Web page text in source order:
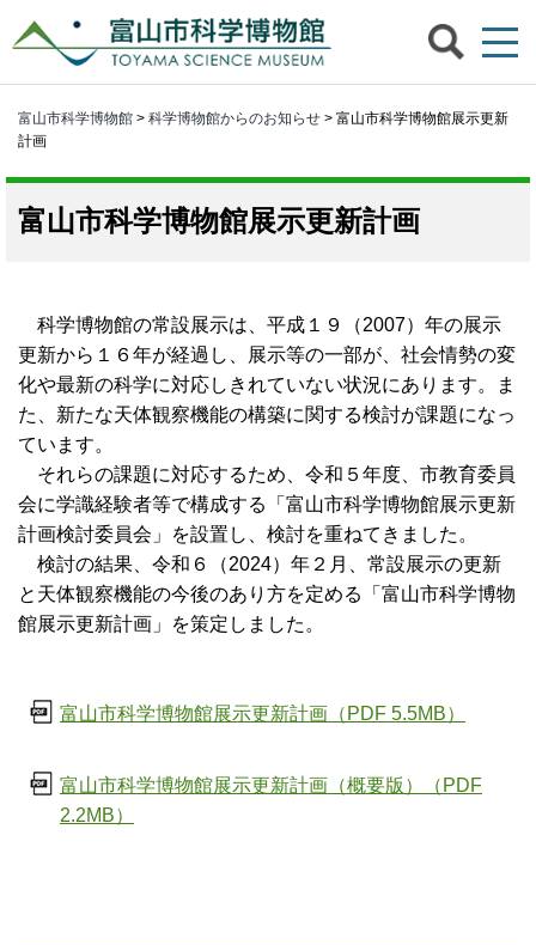
富山市科学博物館 > 科学博物館からのお知らせ > 富山市科学博物館展示更新
計画
富山市科学博物館展示更新計画
科学博物館の常設展示は、平成１９（2007）年の展示
更新から１６年が経過し、展示等の一部が、社会情勢の変
化や最新の科学に対応しきれていない状況にあります。ま
た、新たな天体観察機能の構築に関する検討が課題になっ
ています。
それらの課題に対応するため、令和５年度、市教育委員
会に学識経験者等で構成する「富山市科学博物館展示更新
計画検討委員会」を設置し、検討を重ねてきました。
検討の結果、令和６（2024）年２月、常設展示の更新
と天体観察機能の今後のあり方を定める「富山市科学博物
館展示更新計画」を策定しました。
富山市科学博物館展示更新計画（PDF 5.5MB）
富山市科学博物館展示更新計画（概要版）（PDF
2.2MB）